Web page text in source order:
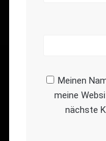
Meinen
meine
nächste